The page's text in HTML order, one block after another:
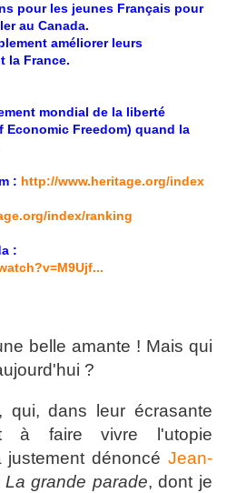
pour les jeunes Français pour
au Canada.
améliorer leurs
la France.
mondial de la liberté
Economic Freedom) quand la
: http://www.heritage.org/index
index/ranking
:
belle amante ! Mais qui
?
qui, dans leur écrasante
à faire vivre l'utopie
dénoncé Jean-
La grande parade, dont je